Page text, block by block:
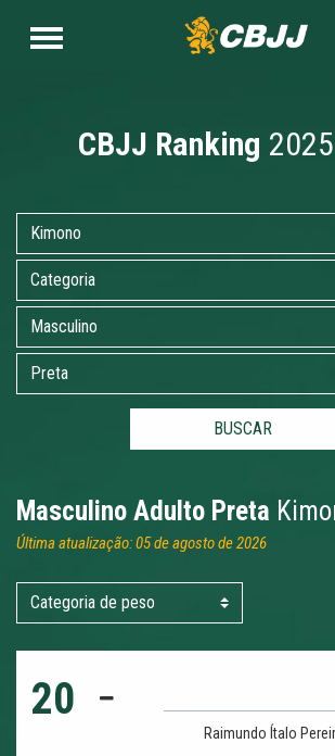
CBJJ Ranking
Masculino Adulto Preta
Última atualização: 05 de agosto de 2026
20
Raimundo Ítalo